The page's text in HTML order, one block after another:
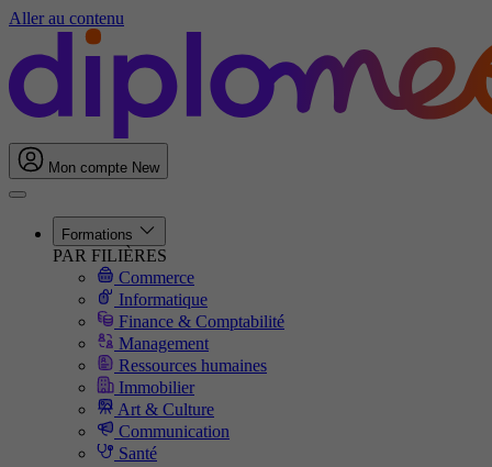
Aller au contenu
Mon compte New
Formations
PAR FILIÈRES
Commerce
Informatique
Finance & Comptabilité
Management
Ressources humaines
Immobilier
Art & Culture
Communication
Santé